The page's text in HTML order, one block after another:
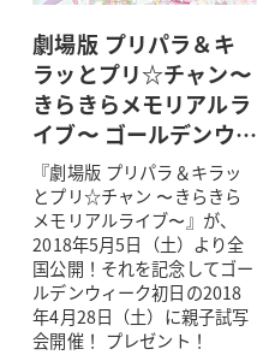
劇場版 プリパラ＆キ
ラッとプリ☆チャン〜
きらきらメモリアルラ
イブ〜 ゴールデンウ…
『劇場版 プリパラ＆キラッ
とプリ☆チャン 〜きらきら
メモリアルライブ〜』が、
2018年5月5日（土）より全
国公開！それを記念してゴー
ルデンウィーク初日の2018
年4月28日（土）に親子試写
会開催！ プレゼント！